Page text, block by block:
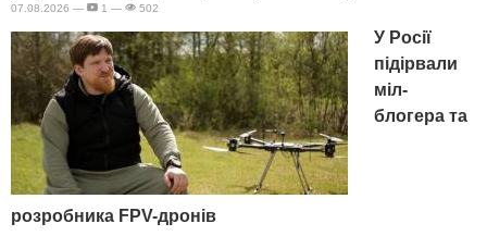
07.08.2026 — 1 — 502
У Росії
підірвали
міл-
блогера та
розробника FPV-дронів